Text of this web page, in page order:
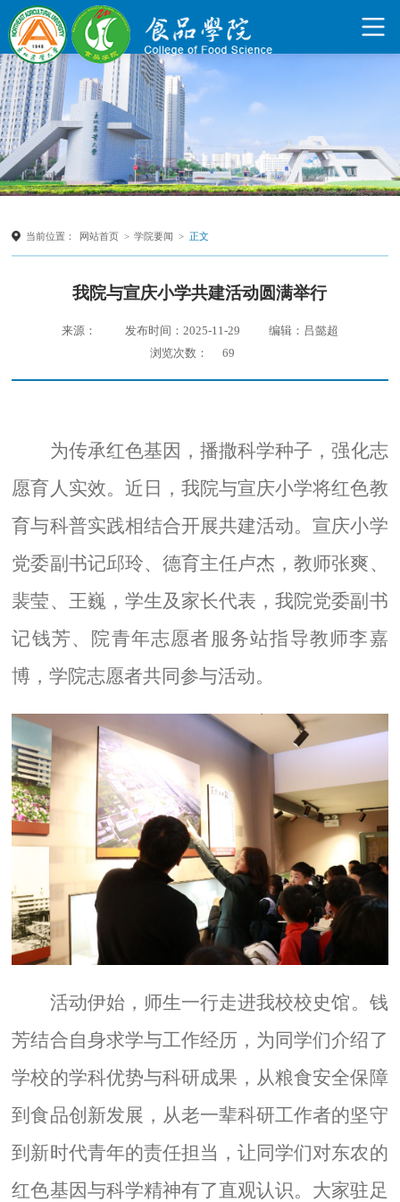
当前位置： 网站首页 > 学院要闻 > 正文
我院与宣庆小学共建活动圆满举行
来源： 发布时间：2025-11-29
编辑：吕懿超
浏览次数：
69
为传承红色基因，播撒科学种子，强化志
愿育人实效。近日，我院与宣庆小学将红色教
育与科普实践相结合开展共建活动。宣庆小学
党委副书记邱玲、德育主任卢杰，教师张爽、
裴莹、王巍，学生及家长代表，我院党委副书
记钱芳、院青年志愿者服务站指导教师李嘉
博，学院志愿者共同参与活动。
活动伊始，师生一行走进我校校史馆。钱
芳结合自身求学与工作经历，为同学们介绍了
学校的学科优势与科研成果，从粮食安全保障
到食品创新发展，从老一辈科研工作者的坚守
到新时代青年的责任担当，让同学们对东农的
红色基因与科学精神有了直观认识。大家驻足